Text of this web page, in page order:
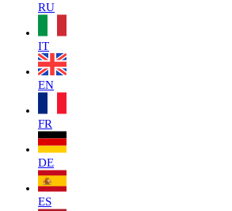
RU
IT
EN
FR
DE
ES